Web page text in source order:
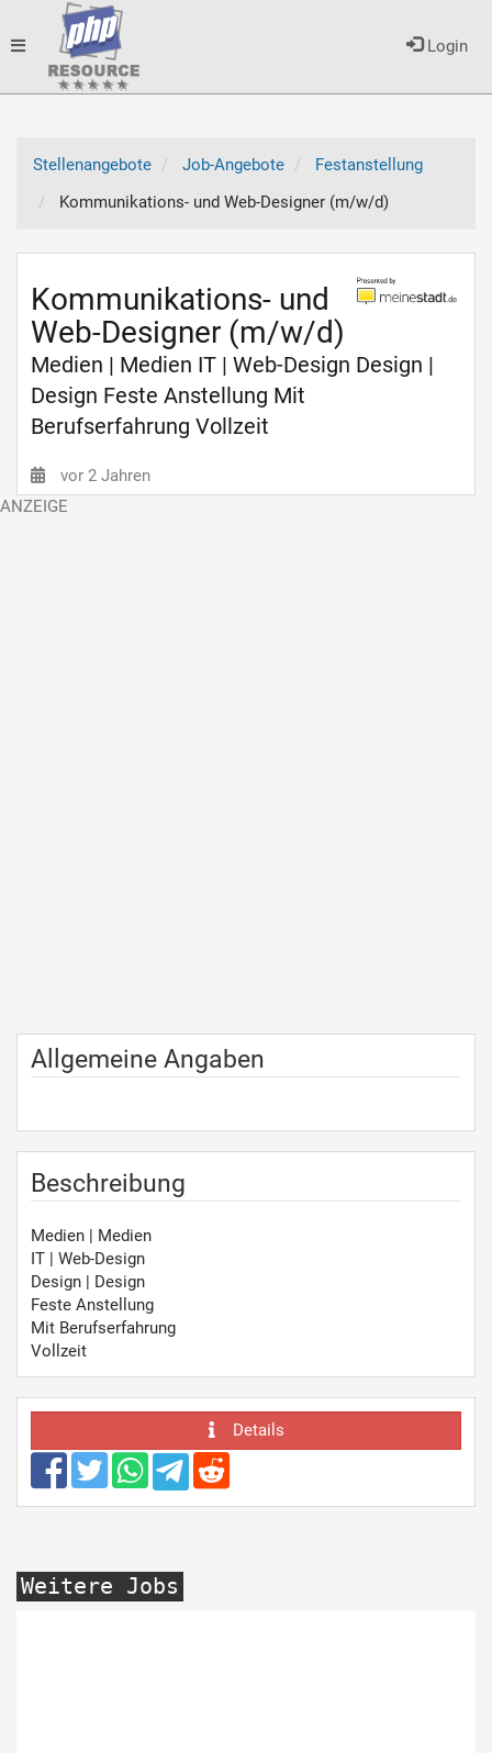
Login
Toggle
Stellenangebote
Job-Angebote
Festanstellung
Kommunikations- und Web-Designer (m/w/d)
Kommunikations- und
Web-Designer (m/w/d)
Medien | Medien IT | Web-Design Design |
Design Feste Anstellung Mit
Berufserfahrung Vollzeit
vor 2 Jahren
Allgemeine Angaben
Beschreibung
Medien | Medien
IT | Web-Design
Design | Design
Feste Anstellung
Mit Berufserfahrung
Vollzeit
Details
Weitere Jobs